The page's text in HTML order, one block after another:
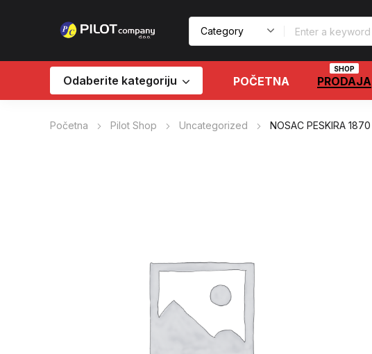
Odaberite kategoriju POČETNA PRODAJA
SHOP
Početna Pilot Shop Uncategorized NOSAC PESKIRA 1870